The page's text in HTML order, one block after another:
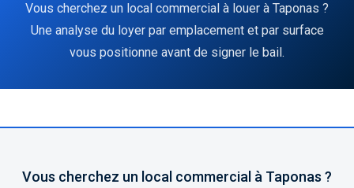
Vous cherchez un local commercial à louer à Taponas ?
Une analyse du loyer par emplacement et par surface
vous positionne avant de signer le bail.
Vous cherchez un local commercial à Taponas ?